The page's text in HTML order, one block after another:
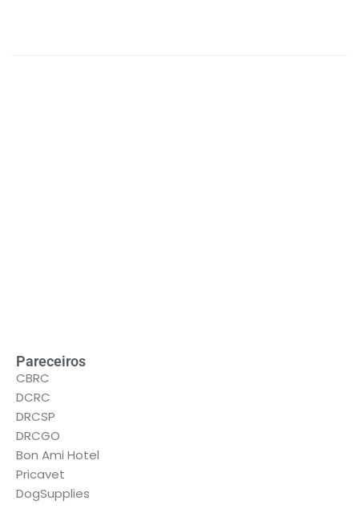
Pareceiros
CBRC
DCRC
DRCSP
DRCGO
Bon Ami Hotel
Pricavet
DogSupplies